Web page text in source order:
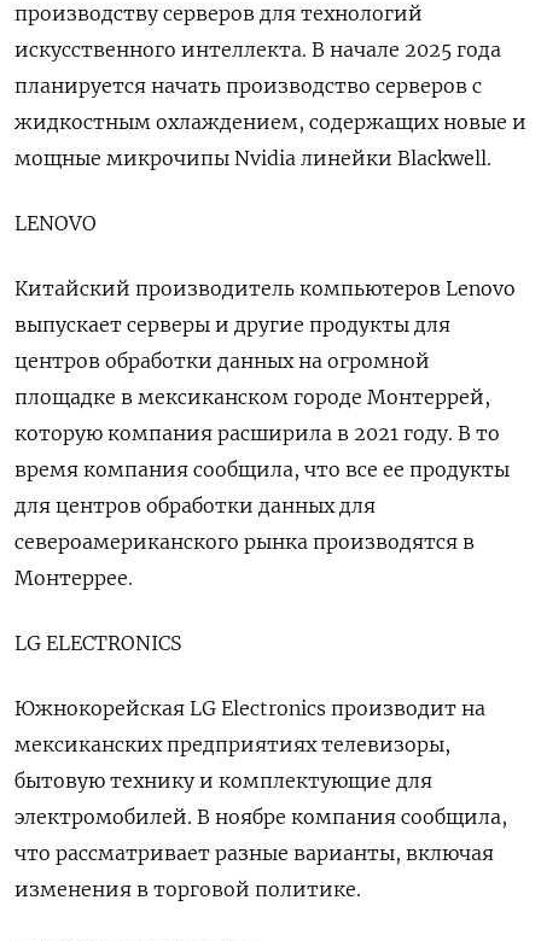
производству серверов для технологий
искусственного интеллекта. В начале 2025 года
планируется начать производство серверов с
жидкостным охлаждением, содержащих новые и
мощные микрочипы Nvidia линейки Blackwell.
LENOVO
Китайский производитель компьютеров Lenovo
выпускает серверы и другие продукты для
центров обработки данных на огромной
площадке в мексиканском городе Монтеррей,
которую компания расширила в 2021 году. В то
время компания сообщила, что все ее продукты
для центров обработки данных для
североамериканского рынка производятся в
Монтеррее.
LG ELECTRONICS
Южнокорейская LG Electronics производит на
мексиканских предприятиях телевизоры,
бытовую технику и комплектующие для
электромобилей. В ноябре компания сообщила,
что рассматривает разные варианты, включая
изменения в торговой политике.